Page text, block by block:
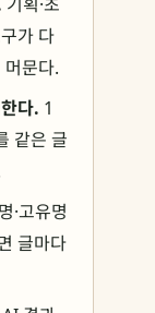
가 다
문다.
다. 1
같은 글
·고유명
글마다